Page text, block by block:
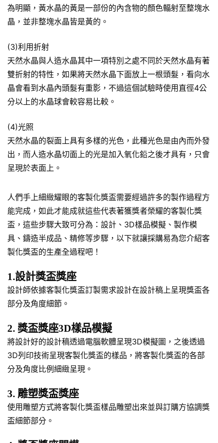
為明顯，黃水晶的黃是一部份的內含物的顏色輻射至整塊水
晶，並非整塊水晶皆是黃的。
(3)利用折射
天然水晶與人造水晶其中一項特別之處不同於天然水晶有著
雙折射的特性，如果將天然水晶下面放上一根頭髮，看向水
晶會看到水晶內頭髮有重影，不過這個試驗時使用直徑4公
分以上的水晶球會較容易比較。
(4)光照
天然水晶的裂面上具有多樣的光色，此種光色是由內而外發
出，而人造水晶切面上的光是加入氧化鉛之後才具有，只會
呈現於表面上。
人們手上細緻耀眼的客製化獎盃需要經過許多的製作過程方
能完成，如此才能成就這些代表著獲獎者榮耀的客製化獎
盃，這些步驟大致可分為：設計、3D樣品模擬、製作模
具、鑄造半成品、精修等步驟，以下就讓採購易為您介紹客
製化獎盃的生產全過程吧！
1.設計獎盃獎座
設計師依據客製化獎盃訂製需求設計在設計稿上呈現獎盃各
部分及角度細節。
2. 獎盃獎座3D樣品模擬
將設計好的設計稿透過電腦軟體呈現3D模擬圖，之後透過
3D列印技術呈現客製化獎盃的樣品，將客製化獎盃的各部
分及角度比例細緻呈現。
3. 雕塑獎盃獎座
使用雕塑方式將客製化獎盃樣品雕塑出來並與訂購方協調獎
盃細節部分。